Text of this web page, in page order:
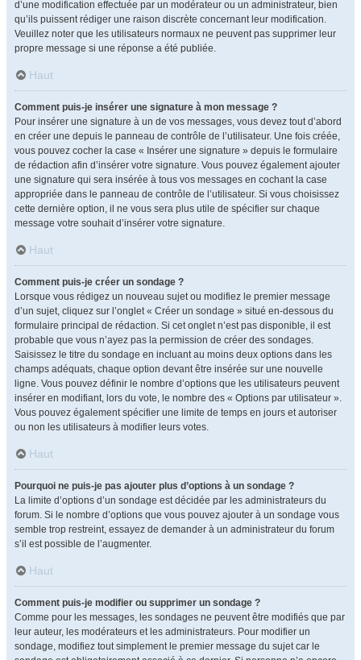
d’une modification effectuée par un modérateur ou un administrateur, bien
qu’ils puissent rédiger une raison discrète concernant leur modification.
Veuillez noter que les utilisateurs normaux ne peuvent pas supprimer leur
propre message si une réponse a été publiée.
Haut
Comment puis-je insérer une signature à mon message ?
Pour insérer une signature à un de vos messages, vous devez tout d’abord
en créer une depuis le panneau de contrôle de l’utilisateur. Une fois créée,
vous pouvez cocher la case « Insérer une signature » depuis le formulaire
de rédaction afin d’insérer votre signature. Vous pouvez également ajouter
une signature qui sera insérée à tous vos messages en cochant la case
appropriée dans le panneau de contrôle de l’utilisateur. Si vous choisissez
cette dernière option, il ne vous sera plus utile de spécifier sur chaque
message votre souhait d’insérer votre signature.
Haut
Comment puis-je créer un sondage ?
Lorsque vous rédigez un nouveau sujet ou modifiez le premier message
d’un sujet, cliquez sur l’onglet « Créer un sondage » situé en-dessous du
formulaire principal de rédaction. Si cet onglet n’est pas disponible, il est
probable que vous n’ayez pas la permission de créer des sondages.
Saisissez le titre du sondage en incluant au moins deux options dans les
champs adéquats, chaque option devant être insérée sur une nouvelle
ligne. Vous pouvez définir le nombre d’options que les utilisateurs peuvent
insérer en modifiant, lors du vote, le nombre des « Options par utilisateur ».
Vous pouvez également spécifier une limite de temps en jours et autoriser
ou non les utilisateurs à modifier leurs votes.
Haut
Pourquoi ne puis-je pas ajouter plus d’options à un sondage ?
La limite d’options d’un sondage est décidée par les administrateurs du
forum. Si le nombre d’options que vous pouvez ajouter à un sondage vous
semble trop restreint, essayez de demander à un administrateur du forum
s’il est possible de l’augmenter.
Haut
Comment puis-je modifier ou supprimer un sondage ?
Comme pour les messages, les sondages ne peuvent être modifiés que par
leur auteur, les modérateurs et les administrateurs. Pour modifier un
sondage, modifiez tout simplement le premier message du sujet car le